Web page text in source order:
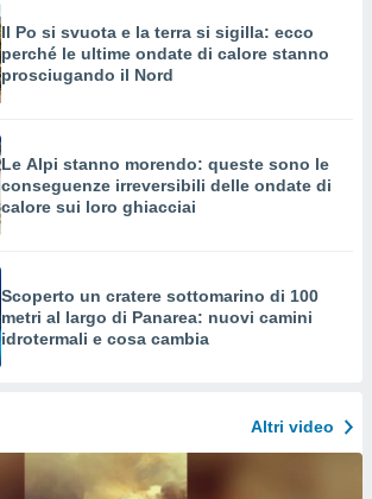
Il Po si svuota e la terra si sigilla: ecco
perché le ultime ondate di calore stanno
prosciugando il Nord
Le Alpi stanno morendo: queste sono le
conseguenze irreversibili delle ondate di
calore sui loro ghiacciai
Scoperto un cratere sottomarino di 100
metri al largo di Panarea: nuovi camini
idrotermali e cosa cambia
Altri video